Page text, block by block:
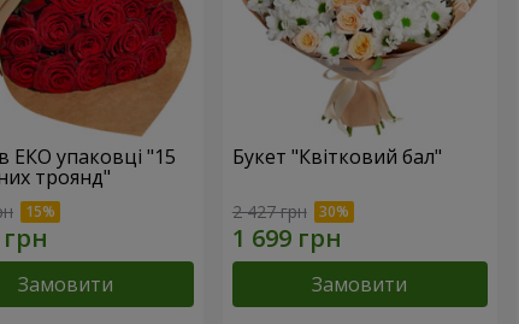
ЕКО упаковці "15
троянд"
Замовити
Букет "Квітковий бал"
2 427 грн
Замовити